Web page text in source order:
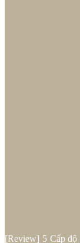
[Review] 5 Cấp